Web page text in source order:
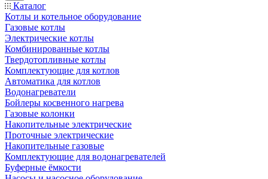
Каталог
Котлы и котельное оборудование
Газовые котлы
Электрические котлы
Комбинированные котлы
Твердотопливные котлы
Комплектующие для котлов
Автоматика для котлов
Водонагреватели
Бойлеры косвенного нагрева
Газовые колонки
Накопительные электрические
Проточные электрические
Накопительные газовые
Комплектующие для водонагревателей
Буферные ёмкости